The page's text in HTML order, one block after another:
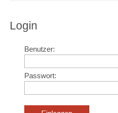
Login
Benutzer:
Passwort: